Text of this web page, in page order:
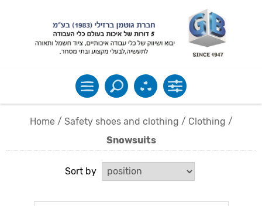
Home / Safety shoes and clothing / Clothing /
Snowsuits
Sort by